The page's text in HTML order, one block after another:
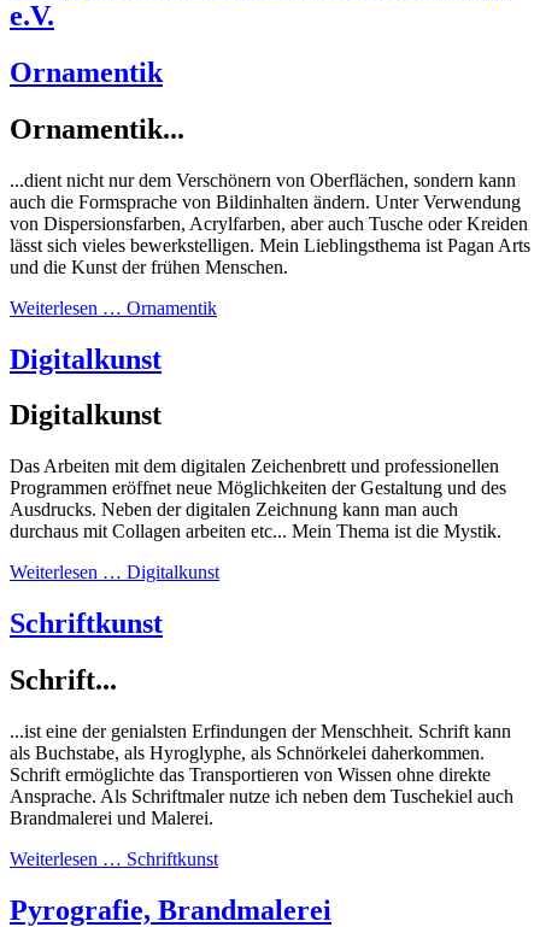
e.V.
Ornamentik
Ornamentik...
...dient nicht nur dem Verschönern von Oberflächen, sondern kann
auch die Formsprache von Bildinhalten ändern. Unter Verwendung
von Dispersionsfarben, Acrylfarben, aber auch Tusche oder Kreiden
lässt sich vieles bewerkstelligen. Mein Lieblingsthema ist Pagan Arts
und die Kunst der frühen Menschen.
Weiterlesen … Ornamentik
Digitalkunst
Digitalkunst
Das Arbeiten mit dem digitalen Zeichenbrett und professionellen
Programmen eröffnet neue Möglichkeiten der Gestaltung und des
Ausdrucks. Neben der digitalen Zeichnung kann man auch
durchaus mit Collagen arbeiten etc... Mein Thema ist die Mystik.
Weiterlesen … Digitalkunst
Schriftkunst
Schrift...
...ist eine der genialsten Erfindungen der Menschheit. Schrift kann
als Buchstabe, als Hyroglyphe, als Schnörkelei daherkommen.
Schrift ermöglichte das Transportieren von Wissen ohne direkte
Ansprache. Als Schriftmaler nutze ich neben dem Tuschekiel auch
Brandmalerei und Malerei.
Weiterlesen … Schriftkunst
Pyrografie, Brandmalerei